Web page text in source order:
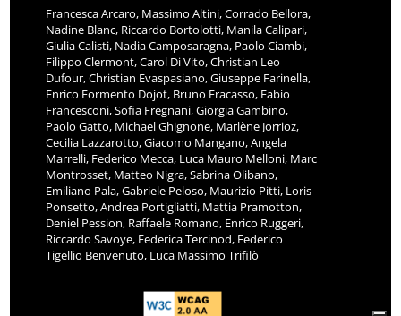
Francesca Arcaro, Massimo Altini, Corrado Bellora,
Nadine Blanc, Riccardo Bortolotti, Manila Calipari,
Giulia Calisti, Nadia Camposaragna, Paolo Ciambi,
Filippo Clermont, Carol Di Vito, Christian Leo
Dufour, Christian Evaspasiano, Giuseppe Farinella,
Enrico Formento Dojot, Bruno Fracasso, Fabio
Francesconi, Sofia Fregnani, Giorgia Gambino,
Paolo Gatto, Michael Ghignone, Marlène Jorrioz,
Cecilia Lazzarotto, Giacomo Mangano, Angela
Marrelli, Federico Mecca, Luca Mauro Melloni, Marc
Montrosset, Matteo Nigra, Sabrina Olibano,
Emiliano Pala, Gabriele Peloso, Maurizio Pitti, Loris
Ponsetto, Andrea Portigliatti, Mattia Pramotton,
Deniel Pession, Raffaele Romano, Enrico Ruggeri,
Riccardo Savoye, Federica Tercinod, Federico
Tigellio Benvenuto, Luca Massimo Trifilò